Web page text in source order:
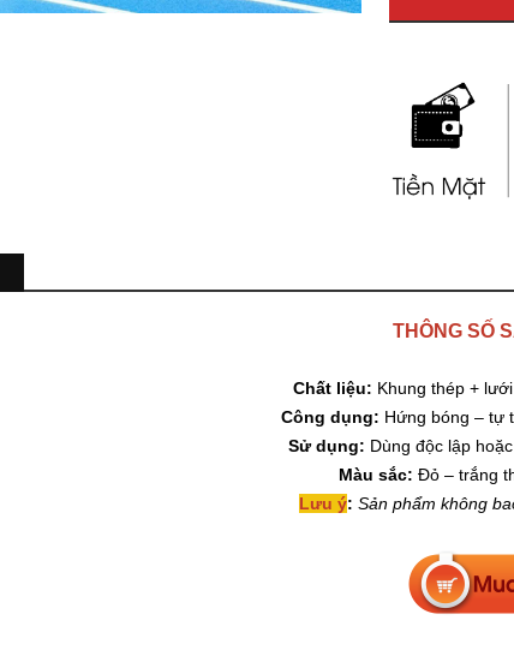
THÔNG SỐ
Chất liệu: Khung thép +
Công dụng: Hứng bóng – tự
Sử dụng: Dùng độc lập
Màu sắc: Đỏ – trắng
Lưu ý: Sản phẩm không